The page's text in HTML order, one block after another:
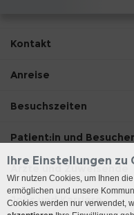
Kontakt
Anreise
Besuchszeiten
Patient:in und
Ärzte und Zuweisende
Jobs und Karriere
Ihre Einstellungen
Wir nutzen Cookies, um Ihnen
ermöglichen und unsere
Cookies werden nur verwendet,